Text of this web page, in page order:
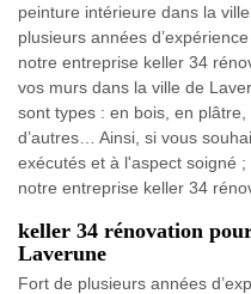
peinture intérieure dans la
plusieurs années
notre entreprise keller 34
vos murs dans la ville de
sont types : en bois, en
d’autres… Ainsi, si vous
exécutés et à l'aspect soigné
notre entreprise keller 34
keller 34 rénovation
Laverune
Fort de plusieurs années